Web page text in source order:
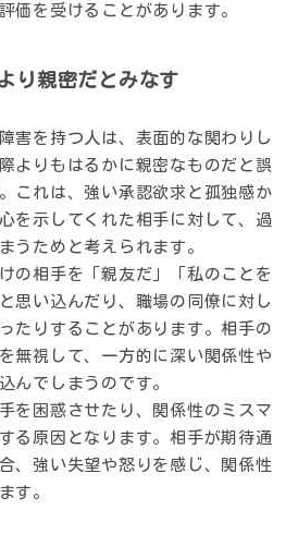
価を受けることがあります。
り親密だとみなす
害を持つ人は、 表面的な関わりし
よりもはるかに親密なものだと誤
これは、強い承認欲求と孤独感か
を示してくれた相手に対して、過
うためと考えられます。
の相手を「親友だ」「私のことを
思い込んだり、職場の同僚に対し
たりすることがあります。相手の
無視して、一方的に深い関係性や
んでしまうのです。
を困惑させたり、関係性のミスマ
る原因となります。相手が期待通
、強い失望や怒りを感じ、関係性
す。